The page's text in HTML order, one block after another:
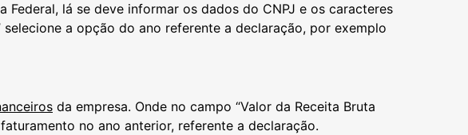
Federal, lá se deve informar os dados do CNPJ e os caracteres
a opção do ano referente a declaração, por exemplo
da empresa. Onde no campo “Valor da Receita Bruta
no ano anterior, referente a declaração.